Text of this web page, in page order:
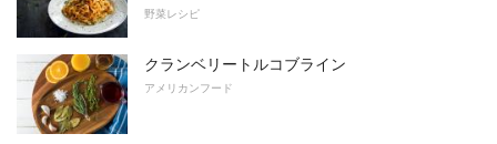
野菜レシピ
クランベリートルコブライン
アメリカンフード